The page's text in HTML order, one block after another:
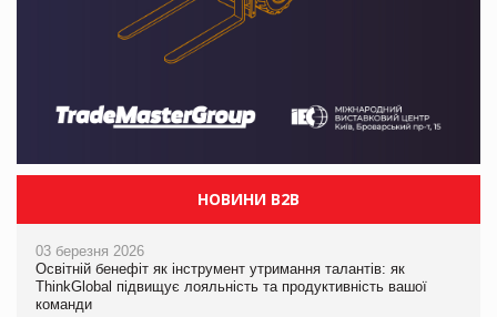
НОВИНИ B2B
03 березня 2026
Освітній бенефіт як інструмент утримання талантів: як
ThinkGlobal підвищує лояльність та продуктивність вашої
команди